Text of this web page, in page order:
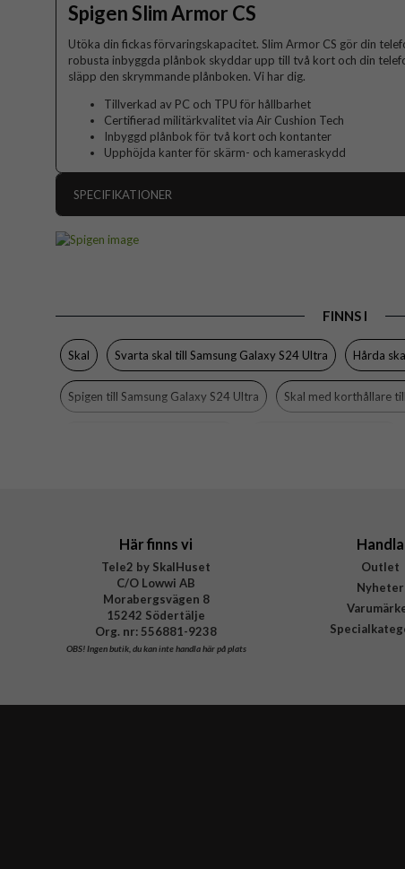
Spigen Slim Armor CS
Utöka din fickas förvaringskapacitet. Slim Armor CS gör din
robusta inbyggda plånbok skyddar upp till två kort och din
släpp den skrymmande plånboken. Vi har dig.
Tillverkad av PC och TPU för hållbarhet
Certifierad militärkvalitet via Air Cushion Tech
Inbyggd plånbok för två kort och kontanter
Upphöjda kanter för skärm- och kameraskydd
SPECIFIKATIONER
Egenskaper
Färg
Material
Varumärke
FINNS I
Skal Svarta skal till Samsung Galaxy S24 Ultra Hårda
Spigen till Samsung Galaxy S24 Ultra Skal med korthållare
Här finns vi
Tele2 by SkalHuset
C/O Lowwi AB
Morabergsvägen 8
15242 Södertälje
Org. nr: 556881-9238
OBS!Ingen butik, du kan inte handla här på plats
Handla
Outlet
Nyheter